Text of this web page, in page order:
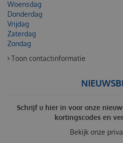
Woensdag
Donderdag
Vrijdag
Zaterdag
Zondag
Toon contactinformatie
Schrijf u hier in voor onze
kortingscodes en
Bekijk onze